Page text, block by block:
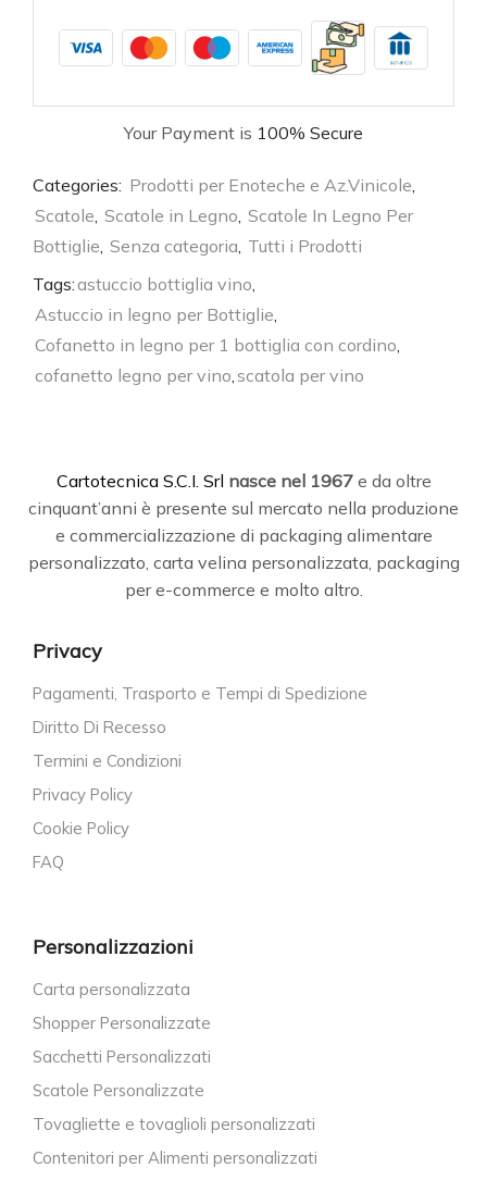
Your Payment is 100% Secure
Categories: Prodotti per Enoteche e Az.Vinicole
Scatole Scatole in Legno Scatole In Legno Per
Bottiglie Senza categoria Tutti i Prodotti
Tags:astuccio bottiglia vino
Astuccio in legno per Bottiglie
Cofanetto in legno per 1 bottiglia con cordino
cofanetto legno per vino scatola per vino
Cartotecnica S.C.I. Srl nasce nel 1967e da oltre
cinquant’anni è presente sul mercato nella produzione
e commercializzazione di packaging alimentare
personalizzato, carta velina personalizzata, packaging
per e-commerce e molto altro.
Privacy
Pagamenti, Trasporto e Tempi di Spedizione
Diritto Di Recesso
Termini e Condizioni
Privacy Policy
Cookie Policy
FAQ
Personalizzazioni
Carta personalizzata
Shopper Personalizzate
Sacchetti Personalizzati
Scatole Personalizzate
Tovagliette e tovaglioli personalizzati
Contenitori per Alimenti personalizzati